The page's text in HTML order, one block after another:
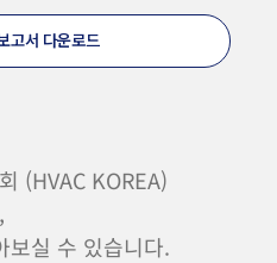
고서 다운로드
(HVAC KOREA)
보실 수 있습니다.